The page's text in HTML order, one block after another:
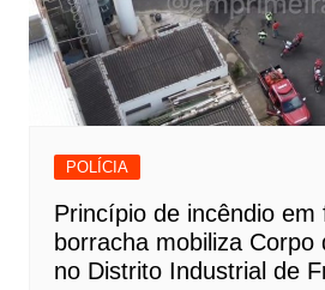
POLÍCIA
Princípio de incêndio em
borracha mobiliza Corpo
no Distrito Industrial de